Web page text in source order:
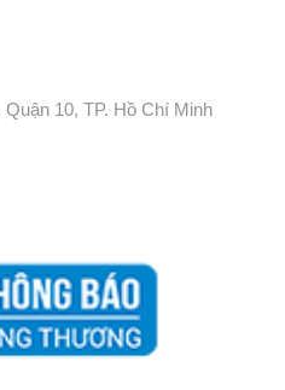
10, TP. Hồ Chí Minh